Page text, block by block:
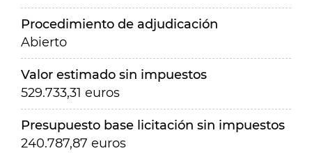
Procedimiento de adjudicación
Abierto
Valor estimado sin impuestos
529.733,31 euros
Presupuesto base licitación sin impuestos
240.787,87 euros